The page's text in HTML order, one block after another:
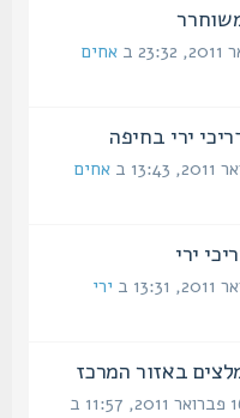
אחים
ירי בחיפה
אחים
ירי
באזור המרכז